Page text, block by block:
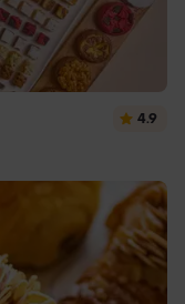
4.9